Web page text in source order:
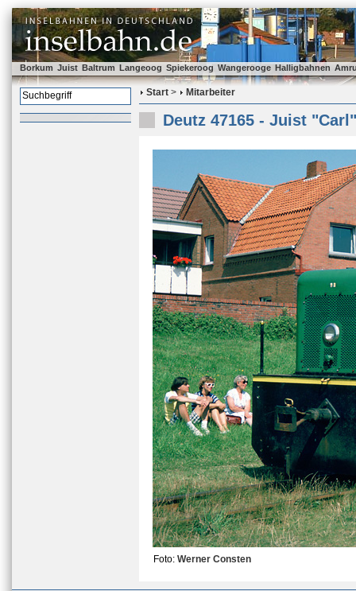
Borkum Juist Baltrum Langeoog Spiekeroog Wangerooge Halligbahnen
Start > Mitarbeiter
Deutz 47165 - Juist "Carl"
Foto: Werner Consten